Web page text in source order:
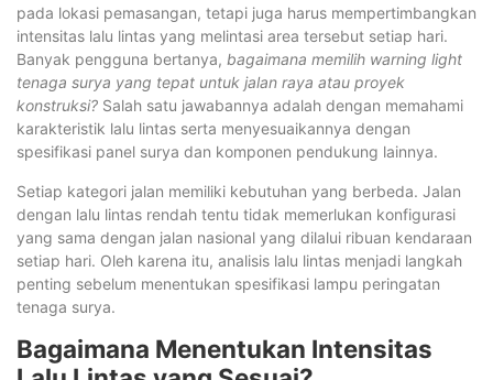
pada lokasi pemasangan, tetapi juga harus mempertimbangkan
intensitas lalu lintas yang melintasi area tersebut setiap hari.
Banyak pengguna bertanya, bagaimana memilih warning light
tenaga surya yang tepat untuk jalan raya atau proyek
konstruksi? Salah satu jawabannya adalah dengan memahami
karakteristik lalu lintas serta menyesuaikannya dengan
spesifikasi panel surya dan komponen pendukung lainnya.
Setiap kategori jalan memiliki kebutuhan yang berbeda. Jalan
dengan lalu lintas rendah tentu tidak memerlukan konfigurasi
yang sama dengan jalan nasional yang dilalui ribuan kendaraan
setiap hari. Oleh karena itu, analisis lalu lintas menjadi langkah
penting sebelum menentukan spesifikasi lampu peringatan
tenaga surya.
Bagaimana Menentukan Intensitas